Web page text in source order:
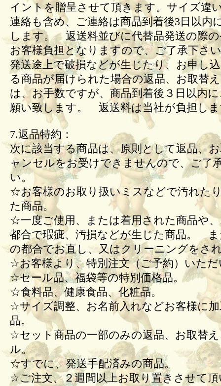
イントを贈呈させて頂きます。サイズ違
連絡も含め、ご連絡は商品到着後3日以内
します。 返送料並びに代替品発送の際の
お客様負担となりますので、ご了承下さ
発送途上で破損などが生じたり、お申し
る商品が届けられた場合の返品、お取替
は、お手数ですが、商品到着後３日以内
願い致します。 返送料は当社が負担し
7.返品特約：
次に該当する商品は、原則として返品、
ャンセルをお受けできませんので、ご了
い。
☆お客様のお取り扱いミスなどで汚れた
た商品。
☆一度ご使用、または着用された商品や
都合で瑕疵、汚損などが生じた商品。
の都合でお直し、又はクリーニングをさ
☆お客様より、特別注文（ご予約）いた
☆セール品、福袋等の特別価格品。
☆食料品、健康食品、化粧品。
☆サイズ調整、お名前入れなどお客様に
品。
☆セット商品の一部のみの返品、お取替
ル。
☆すでに、発送手配済みの商品。
☆ご注文、２週間以上お取り置きさせて